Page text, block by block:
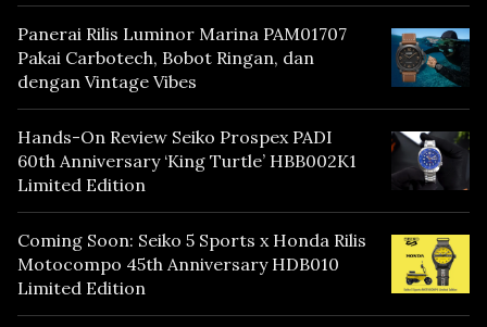
Panerai Rilis Luminor Marina PAM01707
Pakai Carbotech, Bobot Ringan, dan
dengan Vintage Vibes
Hands-On Review Seiko Prospex PADI
60th Anniversary ‘King Turtle’ HBB002K1
Limited Edition
Coming Soon: Seiko 5 Sports x Honda Rilis
Motocompo 45th Anniversary HDB010
Limited Edition